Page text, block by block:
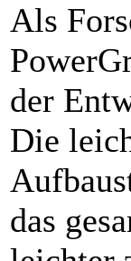
Als
der
Die
das